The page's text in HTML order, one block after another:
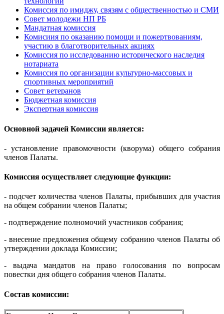
Комиссия по имиджу, связям с общественностью и СМИ
Совет молодежи НП РБ
Мандатная комиссия
Комисиия по оказанию помощи и пожертвованиям,
участию в благотворительных акциях
Комиссия по исследованию исторического наследия
нотариата
Комиссия по организации культурно-массовых и
спортивных мероприятий
Совет ветеранов
Бюджетная комиссия
Экспертная комиссия
Основной задачей Комиссии является:
- установление правомочности (кворума) общего собрания
членов Палаты.
Комиссия осуществляет следующие функции:
- подсчет количества членов Палаты, прибывших для участия
на общем собрании членов Палаты;
- подтверждение полномочий участников собрания;
- внесение предложения общему собранию членов Палаты об
утверждении доклада Комиссии;
- выдача мандатов на право голосования по вопросам
повестки дня общего собрания членов Палаты.
Состав комиссии: